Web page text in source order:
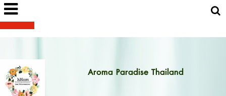
Aroma Paradise Thailand